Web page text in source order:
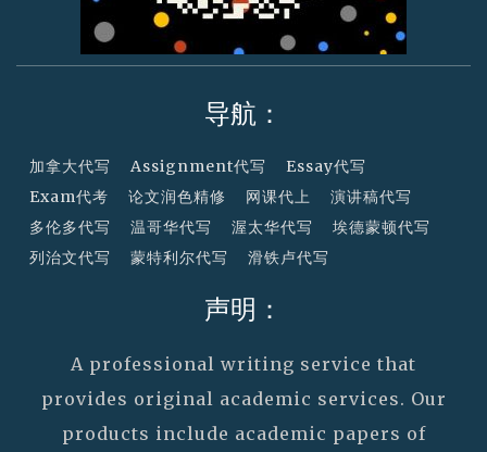
导航：
加拿大代写 Assignment代写
Essay代写
Exam代考
论文润色精修 网课代上
演讲稿代写
多伦多代写
温哥华代写 渥太华代写
埃德蒙顿代写
列治文代写
蒙特利尔代写 滑铁卢代写
声明：
A professional writing service that
provides original academic services. Our
products include academic papers of